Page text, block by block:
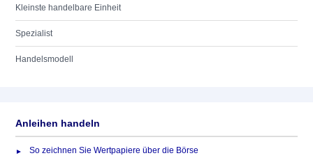
Kleinste handelbare Einheit
Spezialist
Handelsmodell
Anleihen handeln
So zeichnen Sie Wertpapiere über die Börse